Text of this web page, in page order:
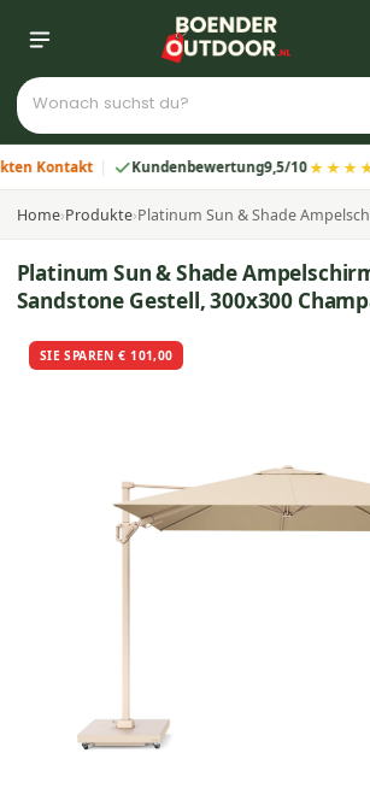
Kundenbewertung9,5/10★★★★★
Home›Produkte›Platinum Sun & Shade
Platinum Sun & Shade
Sandstone Gestell, 300x300
SIE SPAREN € 101,00